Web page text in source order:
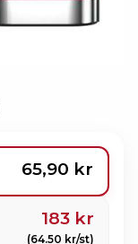
65,90 kr
183 kr
(64.50 kr/st)